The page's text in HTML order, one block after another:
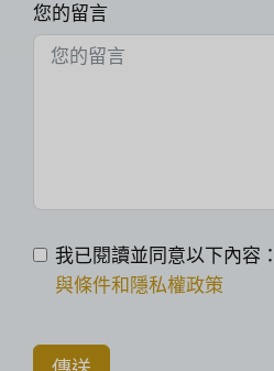
您的留言
我已閱讀並同意以下內容：
與條件和隱私權政策